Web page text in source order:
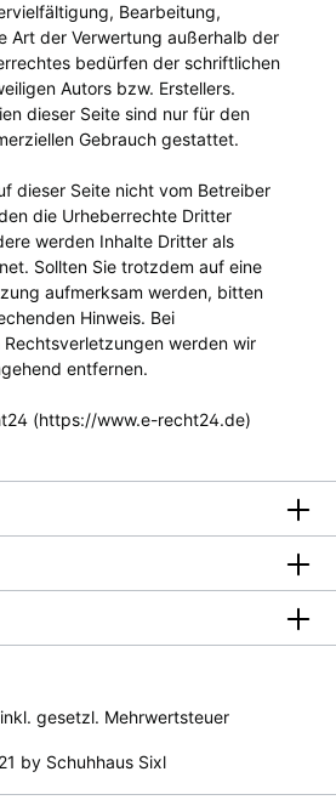
Bearbeitung,
Art der Verwertung außerhalb der
bedürfen der schriftlichen
Autors bzw. Erstellers.
dieser Seite sind nur für den
Gebrauch gestattet.
dieser Seite nicht vom Betreiber
die Urheberrechte Dritter
werden Inhalte Dritter als
Sollten Sie trotzdem auf eine
aufmerksam werden, bitten
Hinweis. Bei
werden wir
entfernen.
(https://www.e-recht24.de)
gesetzl. Mehrwertsteuer
by Schuhhaus Sixl